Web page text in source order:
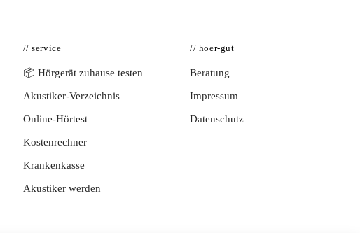
// service
📦 Hörgerät zuhause testen
Akustiker-Verzeichnis
Online-Hörtest
Kostenrechner
Krankenkasse
Akustiker werden
// hoer-gut
Beratung
Impressum
Datenschutz